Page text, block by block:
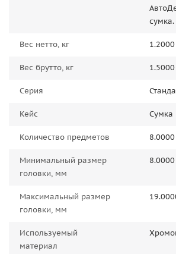
сумка.
Вес нетто, кг 1.2000
Вес брутто, кг 1.5000
Серия
Кейс Сумка
Количество предметов 8.0000
Минимальный размер
головки, мм
8.0000
Максимальный размер
головки, мм
Используемый
материал